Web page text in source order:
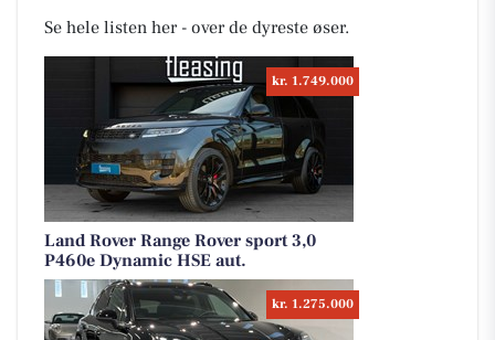
Se hele listen her - over de dyreste øser.
kr. 1.749.000
Land Rover Range Rover sport 3,0
P460e Dynamic HSE aut.
kr. 1.275.000